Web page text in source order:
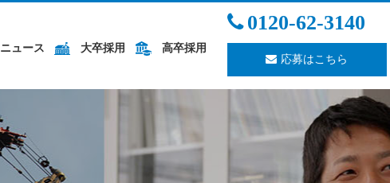
ニュース 大卒採用 高卒採用
0120-62-3140
応募はこちら